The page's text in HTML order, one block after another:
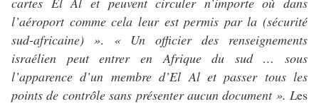
l’aéroport comme cela leur est permis par la (sécurité
sud-africaine) ». « Un officier des renseignements
israélien peut entrer en Afrique du sud … sous
l’apparence d’un membre d’El Al et passer tous les
points de contrôle sans présenter aucun document ». Les